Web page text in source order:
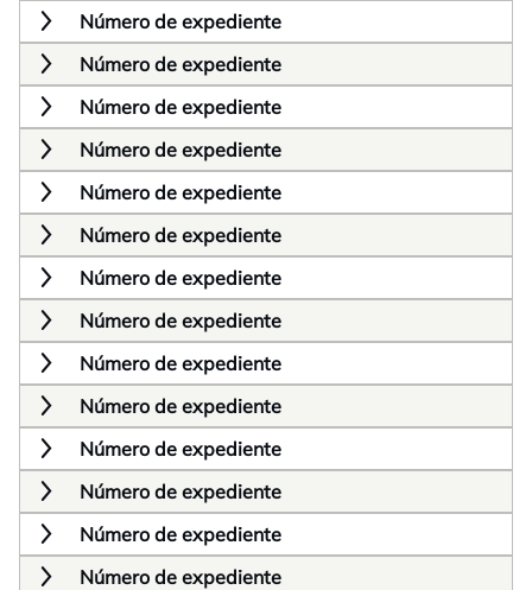
Número de expediente
Número de expediente
Número de expediente
Número de expediente
Número de expediente
Número de expediente
Número de expediente
Número de expediente
Número de expediente
Número de expediente
Número de expediente
Número de expediente
Número de expediente
Número de expediente